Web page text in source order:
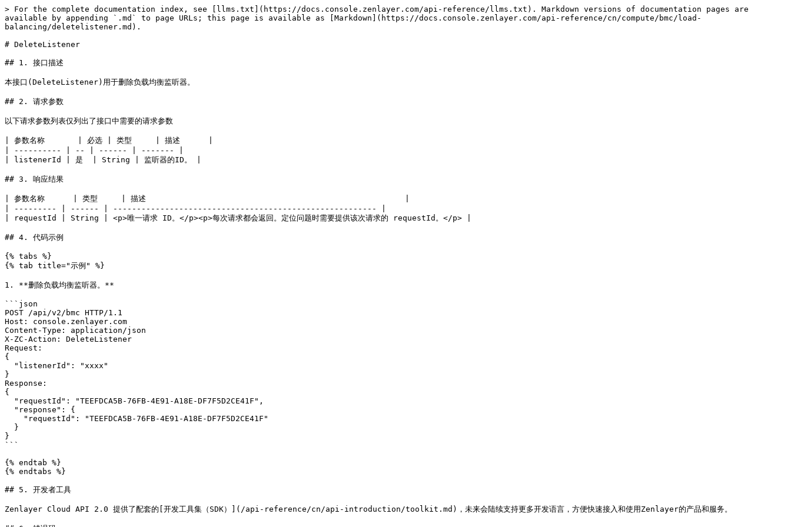
> For the complete documentation index, see [llms.txt](https://docs.console.zenlayer.com/api-reference/llms.txt). Markdown versions of documentation pages are
available by appending `.md` to page URLs; this page is available as [Markdown](https://docs.console.zenlayer.com/api-reference/cn/compute/bmc/load-
balancing/deletelistener.md).
# DeleteListener
## 1. 接口描述
本接口(DeleteListener)用于删除负载均衡监听器。
## 2. 请求参数
以下请求参数列表仅列出了接口中需要的请求参数
| 参数名称       | 必选 | 类型     | 描述      |
| ---------- | -- | ------ | ------- |
| listenerId | 是  | String | 监听器的ID。 |
## 3. 响应结果
| 参数名称      | 类型     | 描述                                                       |
| --------- | ------ | -------------------------------------------------------- |
| requestId | String | <p>唯一请求 ID。</p><p>每次请求都会返回。定位问题时需要提供该次请求的 requestId。</p> |
## 4. 代码示例
{% tabs %}
{% tab title="示例" %}
1. **删除负载均衡监听器。**
```json
POST /api/v2/bmc HTTP/1.1
Host: console.zenlayer.com
Content-Type: application/json
X-ZC-Action: DeleteListener
Request:
{
}
Response:
{
}
```
{% endtab %}
{% endtabs %}
## 5. 开发者工具
Zenlayer Cloud API 2.0 提供了配套的[开发工具集（SDK）](/api-reference/cn/api-introduction/toolkit.md)，未来会陆续支持更多开发语言，方便快速接入和使用Zenlayer的产品和服务。